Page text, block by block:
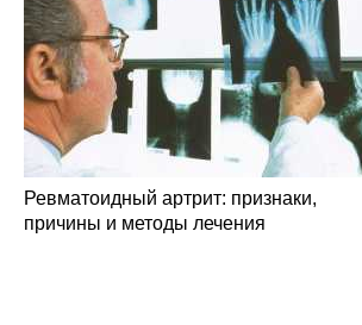
Ревматоидный артрит: признаки,
причины и методы лечения